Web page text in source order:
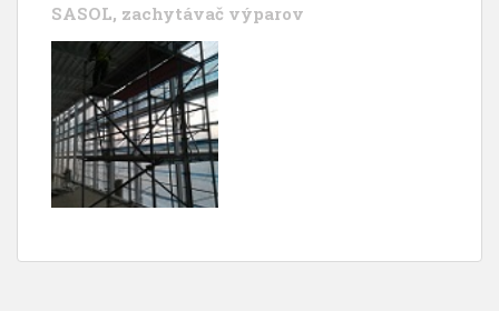
SASOL, zachytávač výparov